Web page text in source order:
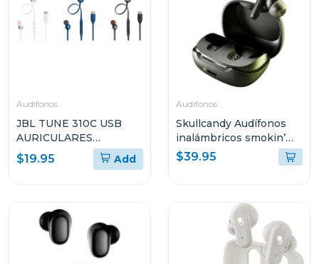
Audifonos
JBL TUNE 310C USB
AURICULARES
INTRAAURALES CON
CABLE
$19.95 Add
Audifonos
Skullcandy Audífonos
inalámbricos smokin’
buds true black r740
$39.95